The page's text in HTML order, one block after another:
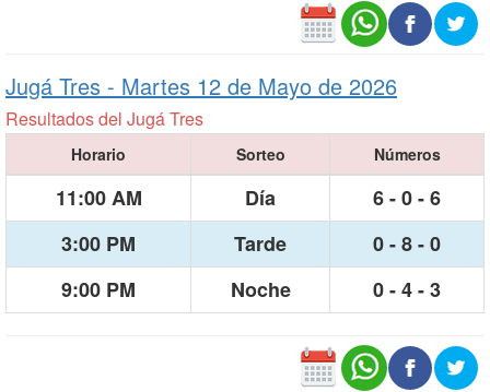
Jugá Tres - Martes 12 de Mayo de 2026
Resultados del Jugá Tres
Horario Sorteo Números
11:00 AM Día
6 - 0 - 6
3:00 PM
Tarde
0 - 8 - 0
9:00 PM
Noche 0 - 4 - 3